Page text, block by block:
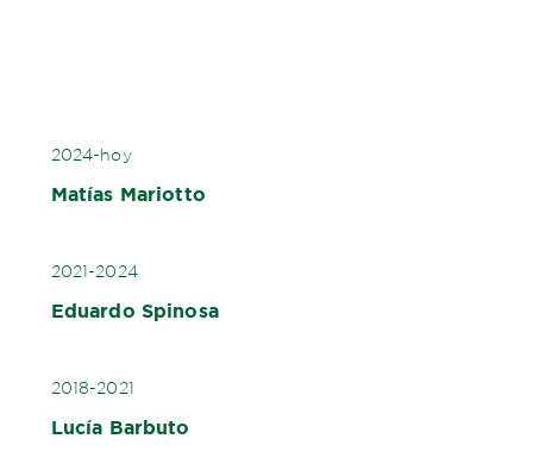
2024-hoy
Matías Mariotto
2021-2024
Eduardo Spinosa
2018-2021
Lucía Barbuto